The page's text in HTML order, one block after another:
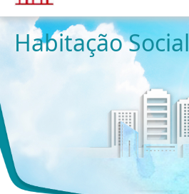
Habitação Social